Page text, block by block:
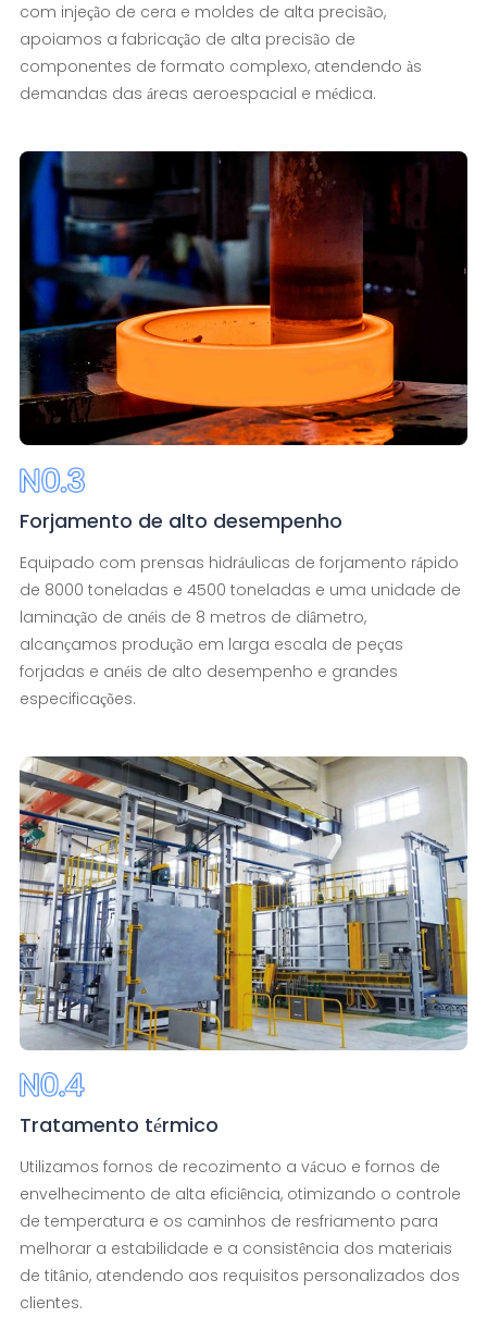
com injeção de cera e moldes de alta precisão,
apoiamos a fabricação de alta precisão de
componentes de formato complexo, atendendo às
demandas das áreas aeroespacial e médica.
Forjamento de alto desempenho
Equipado com prensas hidráulicas de forjamento rápido
de 8000 toneladas e 4500 toneladas e uma unidade de
laminação de anéis de 8 metros de diâmetro,
alcançamos produção em larga escala de peças
forjadas e anéis de alto desempenho e grandes
especificações.
Tratamento térmico
Utilizamos fornos de recozimento a vácuo e fornos de
envelhecimento de alta eficiência, otimizando o controle
de temperatura e os caminhos de resfriamento para
melhorar a estabilidade e a consistência dos materiais
de titânio, atendendo aos requisitos personalizados dos
clientes.